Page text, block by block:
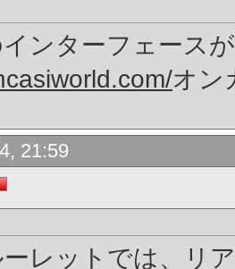
ンターフェース
オン
21:59
レットでは、リ